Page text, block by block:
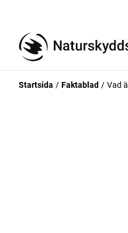
Startsida Faktablad Vad